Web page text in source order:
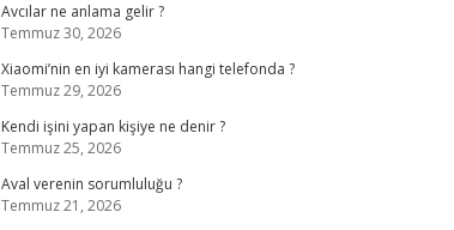
Avcılar ne anlama gelir ?
Temmuz 30, 2026
Xiaomi’nin en iyi kamerası hangi telefonda ?
Temmuz 29, 2026
Kendi işini yapan kişiye ne denir ?
Temmuz 25, 2026
Aval verenin sorumluluğu ?
Temmuz 21, 2026